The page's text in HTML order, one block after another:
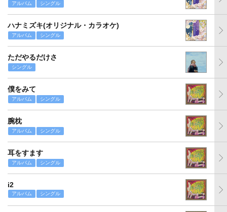
アルバム シングル
ハナミズキ(オリジナル・カラオケ)
アルバム シングル
ただやるだけさ
シングル
僕をみて
アルバム シングル
腕枕
アルバム シングル
耳をすます
アルバム シングル
i2
アルバム シングル